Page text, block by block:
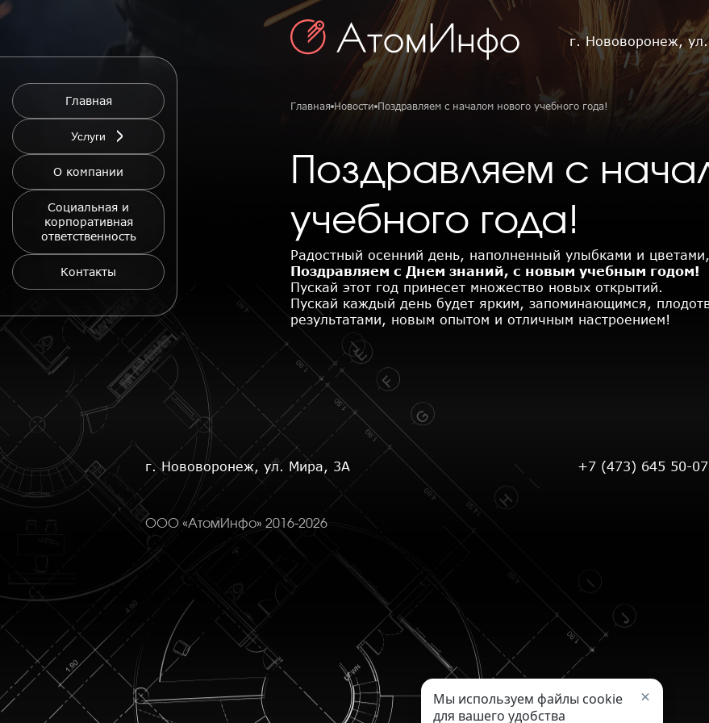
Главная
Услуги
О компании
Социальная и
корпоративная
ответственность
Контакты
г. Нововоронеж,
Главная Новости Поздравляем с началом нового учебного года!
Поздравляем с
учебного года!
Радостный осенний день, наполненный улыбками и
Поздравляем с Днем знаний, с новым учебным годом!
Пускай этот год принесет множество новых открытий.
Пускай каждый день будет ярким, запоминающимся,
результатами, новым опытом и отличным настроением!
г. Нововоронеж, ул. Мира, 3А +7 (473) 645 50-07
ООО «АтомИнфо» 2016-2026
Мы используем файлы cookie
для вашего удобства
×